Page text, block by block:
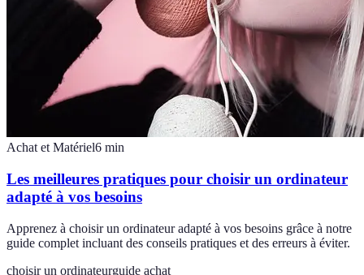
Achat et Matériel6 min
Les meilleures pratiques pour choisir un ordinateur
adapté à vos besoins
Apprenez à choisir un ordinateur adapté à vos besoins grâce à notre
guide complet incluant des conseils pratiques et des erreurs à éviter.
choisir un ordinateurguide achat